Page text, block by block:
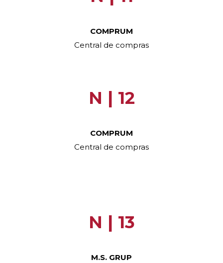
COMPRUM
Central de compras
N | 12
COMPRUM
Central de compras
N | 13
M.S. GRUP